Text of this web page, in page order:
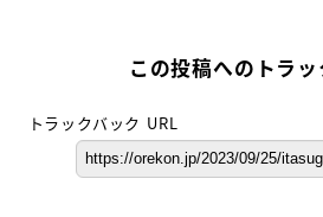
この投稿へのトラッ
トラックバック URL